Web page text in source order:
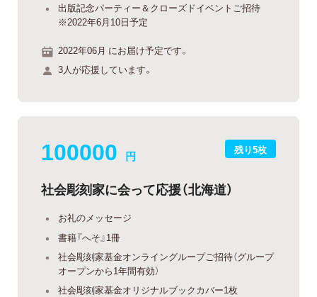
出版記念パーティー＆クローズドイベントご招待
※2022年6月10日予定
2022年06月 にお届け予定です。
3人が応援しています。
残り5枚
100000 円
社会彫刻家に会って応援（北海道）
お礼のメッセージ
書籍『へそ』1冊
社会彫刻家基金オンライングループご招待（グループ
オープンから1年間有効）
社会彫刻家基金オリジナルブックカバー1枚